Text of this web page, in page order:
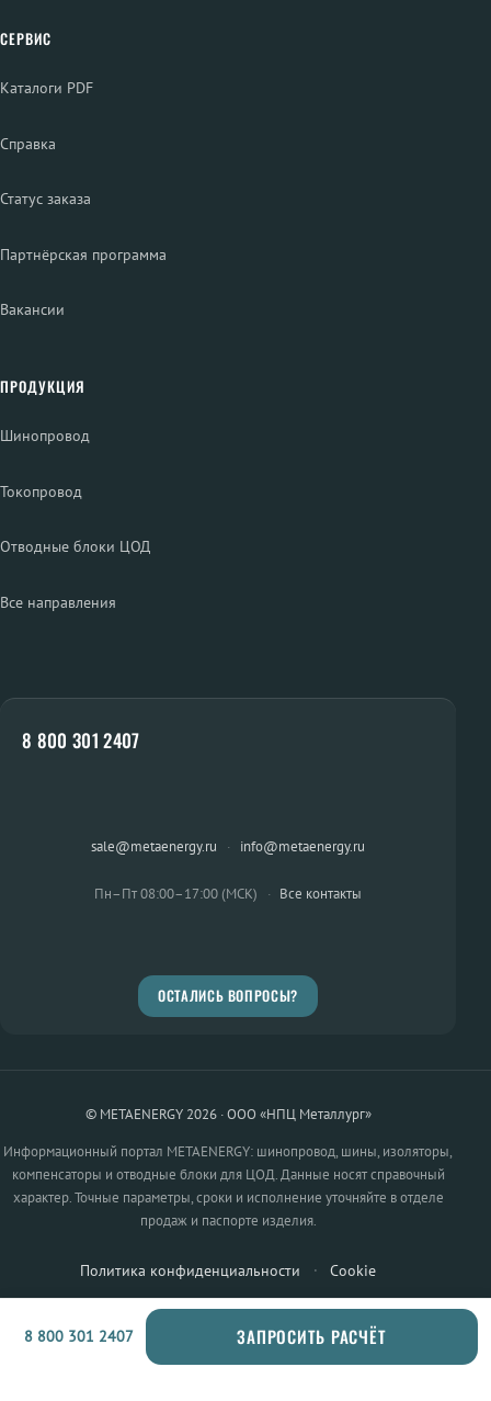
СЕРВИС
Каталоги PDF
Справка
Статус заказа
Партнёрская программа
Вакансии
ПРОДУКЦИЯ
Шинопровод
Токопровод
Отводные блоки ЦОД
Все направления
8 800 301 2407
sale@metaenergy.ru · info@metaenergy.ru
Пн–Пт 08:00–17:00 (МСК) · Все контакты
ОСТАЛИСЬ ВОПРОСЫ?
© METAENERGY 2026 · ООО «НПЦ Металлург»
Информационный портал METAENERGY: шинопровод, шины, изоляторы,
компенсаторы и отводные блоки для ЦОД. Данные носят справочный
характер. Точные параметры, сроки и исполнение уточняйте в отделе
продаж и паспорте изделия.
Политика конфиденциальности · Cookie
8 800 301 2407 ЗАПРОСИТЬ РАСЧЁТ